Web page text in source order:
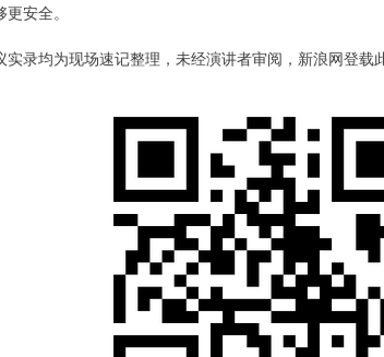
安全。
均为现场速记整理，未经演讲者审阅，新浪网登载